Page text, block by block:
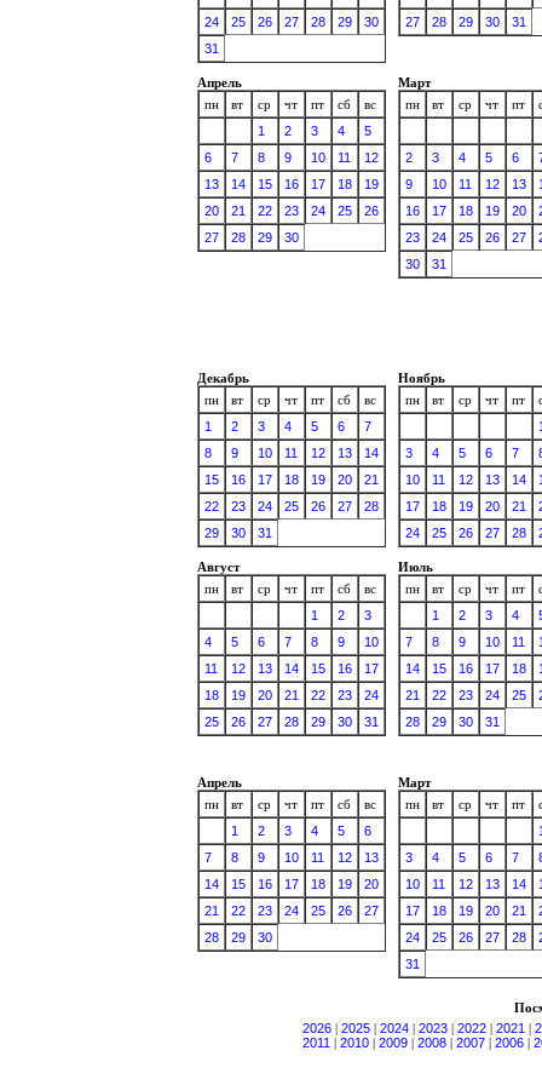
24
25 26 27 28 29
30
31
27
28 29 30 31
Апрель
пн
вт ср чт пт сб
вс
1
2 3 4
5
6
7 8 9 10 11
12
13
14 15 16 17 18
19
20
21 22 23 24 25
26
27
28 29 30
Март
пн
вт ср чт пт
2 3 4 5 6
9
10 11 12 13
16
17 18 19 20
23
24 25 26 27
30
31
Декабрь
пн
вт ср чт пт сб
вс
1
2 3 4 5 6
7
8
9 10 11 12 13
14
15
16 17 18 19 20
21
22
23 24 25 26 27
28
29
30 31
Ноябрь
пн
вт ср чт пт
3
4 5 6 7
10
11 12 13 14
17
18 19 20 21
24
25 26 27 28
Август
пн
вт ср чт пт сб
вс
1
2
3
4
5 6 7 8 9
10
11
12 13 14 15 16
17
18
19 20 21 22 23
24
25
26 27 28 29 30 31
Июль
пн
вт ср чт пт
1
2 3 4
7
8 9 10 11
14
15 16 17 18
21
22 23 24 25
28
29 30 31
Апрель
пн
вт ср чт пт сб
вс
1
2 3 4 5
6
7
8 9 10 11 12
13
14
15 16 17 18 19
20
21
22 23 24 25 26
27
28
29 30
Март
пн
вт ср чт пт
3
4 5 6 7
10
11 12 13 14
17
18 19 20 21
24
25 26 27 28
31
2026
2025 2024 2023 2022 2021
2011
2010 2009 2008 2007 2006